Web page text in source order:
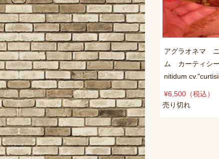
アグラオネマ
ム カーティシ
nitidum
¥6,500 （税込）
売り切れ